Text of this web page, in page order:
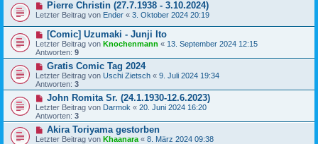
Pierre Christin (27.7.1938 - 3.10.2024)
Letzter Beitrag von Ender « 3. Oktober 2024 20:19
[Comic] Uzumaki - Junji Ito
Letzter Beitrag von Knochenmann « 13. September 2024 12:15
Antworten: 9
Gratis Comic Tag 2024
Letzter Beitrag von Uschi Zietsch « 9. Juli 2024 19:34
Antworten: 3
John Romita Sr. (24.1.1930-12.6.2023)
Letzter Beitrag von Darmok « 20. Juni 2024 16:20
Antworten: 3
Akira Toriyama gestorben
Letzter Beitrag von Khaanara « 8. März 2024 09:38